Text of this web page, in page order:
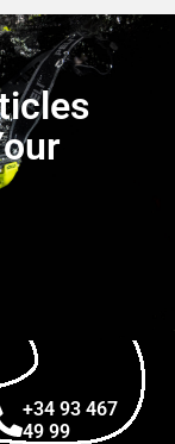
+34 93 467
49 99